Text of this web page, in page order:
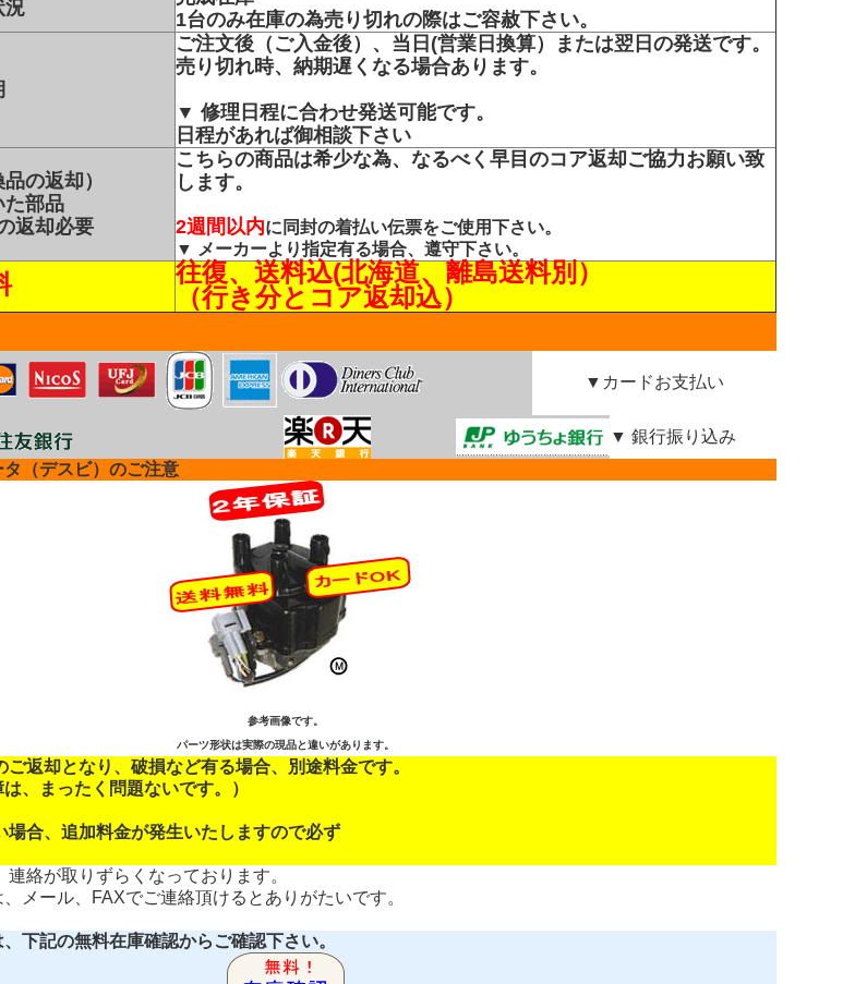
況
1台のみ在庫の為売り切れの際はご容赦下さい。
ご注文後（ご入金後）、当日(営業日換算）または翌日の発送です。
売り切れ時、納期遅くなる場合あります。
▼ 修理日程に合わせ発送可能です。
日程があれば御相談下さい
の返却）
た部品
返却必要
こちらの商品は希少な為、なるべく早目のコア返却ご協力お願い致
します。
2週間以内に同封の着払い伝票をご使用下さい。
▼ メーカーより指定有る場合、遵守下さい。
往復、送料込(北海道、離島送料別）
（行き分とコア返却込）
▼カードお支払い
▼ 銀行振り込み
（デスビ）のご注意
参考画像です。
パーツ形状は実際の現品と違いがあります。
返却となり、破損など有る場合、別途料金です。
、まったく問題ないです。）
合、追加料金が発生いたしますので必ず
絡が取りずらくなっております。
メール、FAXでご連絡頂けるとありがたいです。
下記の無料在庫確認からご確認下さい。